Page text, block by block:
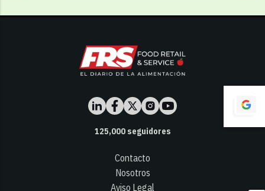
125,000seguidores
Contacto
Nosotros
Aviso Legal